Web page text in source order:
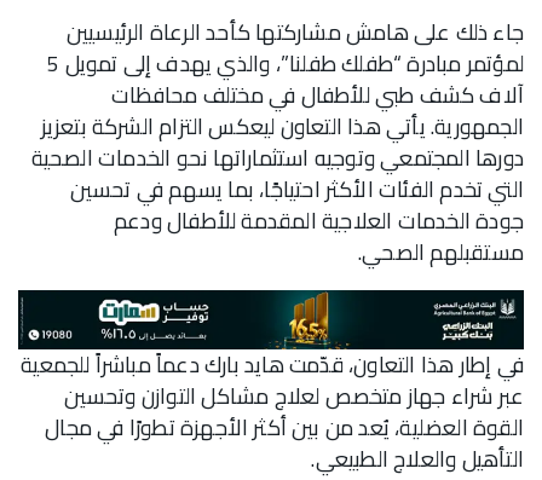
جاء ذلك على هامش مشاركتها كأحد الرعاة الرئيسيين
لمؤتمر مبادرة “طفلك طفلنا”، والذي يهدف إلى تمويل 5
آلاف كشف طبي للأطفال في مختلف محافظات
الجمهورية. يأتي هذا التعاون ليعكس التزام الشركة بتعزيز
دورها المجتمعي وتوجيه استثماراتها نحو الخدمات الصحية
التي تخدم الفئات الأكثر احتياجًا، بما يسهم في تحسين
جودة الخدمات العلاجية المقدمة للأطفال ودعم
مستقبلهم الصحي.
في إطار هذا التعاون، قدّمت هايد بارك دعماً مباشراً للجمعية
عبر شراء جهاز متخصص لعلاج مشاكل التوازن وتحسين
القوة العضلية، يُعد من بين أكثر الأجهزة تطورًا في مجال
التأهيل والعلاج الطبيعي.